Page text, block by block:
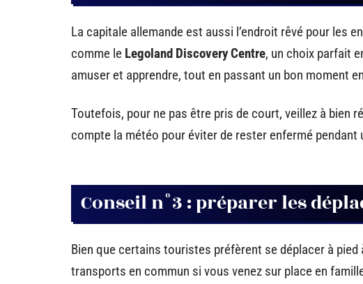
La capitale allemande est aussi l’endroit rêvé pour les
comme le Legoland Discovery Centre, un choix parfait
amuser et apprendre, tout en passant un bon moment
Toutefois, pour ne pas être pris de court, veillez à bien
compte la météo pour éviter de rester enfermé pendant
Conseil n°3 : préparer les
Bien que certains touristes préfèrent se déplacer à
transports en commun si vous venez sur place en